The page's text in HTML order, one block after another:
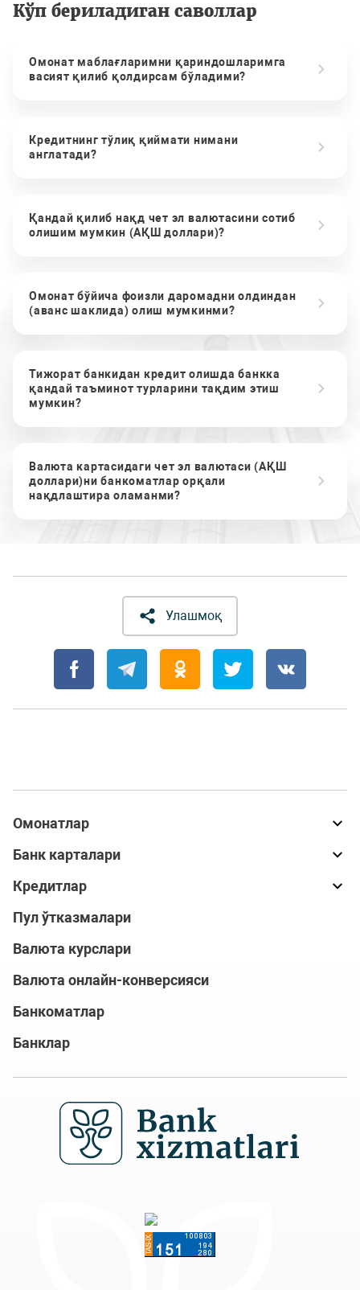
Кўп бериладиган саволлар
Омонат маблағларимни қариндошларимга
васият қилиб қолдирсам бўладими?
Кредитнинг тўлиқ қиймати нимани
англатади?
Қандай қилиб нақд чет эл валютасини сотиб
олишим мумкин (АҚШ доллари)?
Омонат бўйича фоизли даромадни олдиндан
(аванс шаклида) олиш мумкинми?
Тижорат банкидан кредит олишда банкка
қандай таъминот турларини тақдим этиш
мумкин?
Валюта картасидаги чет эл валютаси (АҚШ
доллари)ни банкоматлар орқали
нақдлаштира оламанми?
Улашмоқ
Омонатлар
Банк карталари
Кредитлар
Пул ўтказмалари
Валюта курслари
Валюта онлайн-конверсияси
Банкоматлар
Банклар